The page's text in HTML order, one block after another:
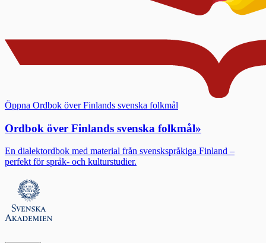
Öppna Ordbok över Finlands svenska folkmål
Ordbok över Finlands svenska folkmål»
En dialektordbok med material från svenskspråkiga Finland –
perfekt för språk- och kulturstudier.